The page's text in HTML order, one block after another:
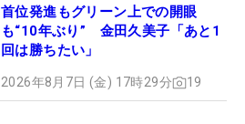
首位発進もグリーン上での開眼
も“10年ぶり” 金田久美子「あと1
回は勝ちたい」
2026年8月7日 (金) 17時29分 19